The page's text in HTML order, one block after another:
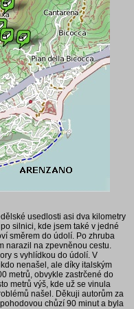
usedlosti asi dva kilometry
silnici, kde jsem také v jedné
směrem do údolí. Po zhruba
narazil na zpevněnou cestu.
s vyhlídkou do údolí. V
nenašel, ale díky italským
metrů, obvykle zastrčené do
metrů výš, kde už se vinula
našel. Děkuji autorům za
chůzí 90 minut a byla